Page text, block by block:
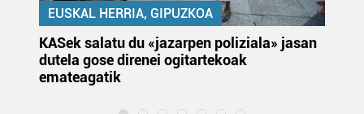
EUSKAL HERRIA, GIPUZKOA
KASek salatu du «jazarpen poliziala» jasan
dutela gose direnei ogitartekoak
emateagatik